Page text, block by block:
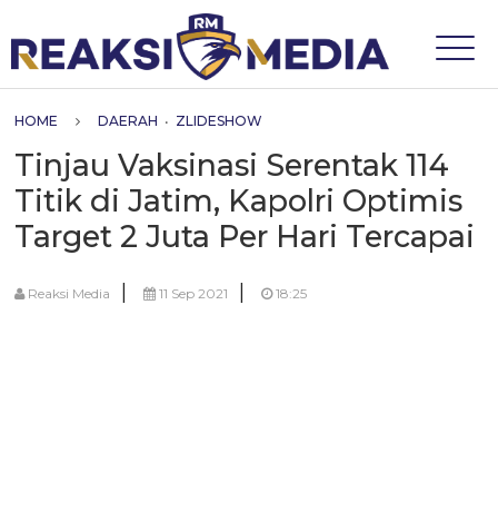
HOME DAERAH • ZLIDESHOW
Tinjau Vaksinasi Serentak 114
Titik di Jatim, Kapolri Optimis
Target 2 Juta Per Hari Tercapai
Reaksi Media | 11 Sep 2021 | 18:25